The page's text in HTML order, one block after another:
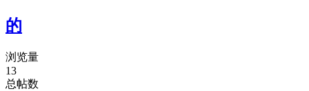
的
浏览量
13
总帖数